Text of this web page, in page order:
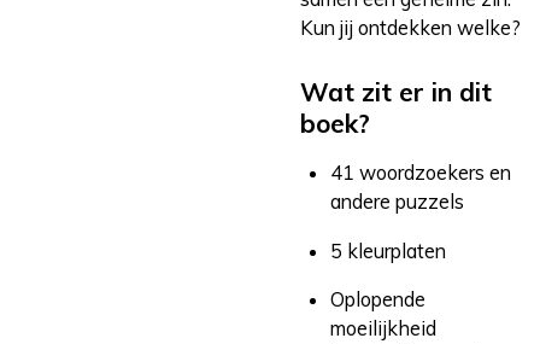
Kun jij ontdekken welke?
Wat zit er in dit
boek?
41 woordzoekers en
andere puzzels
5 kleurplaten
Oplopende
moeilijkheid